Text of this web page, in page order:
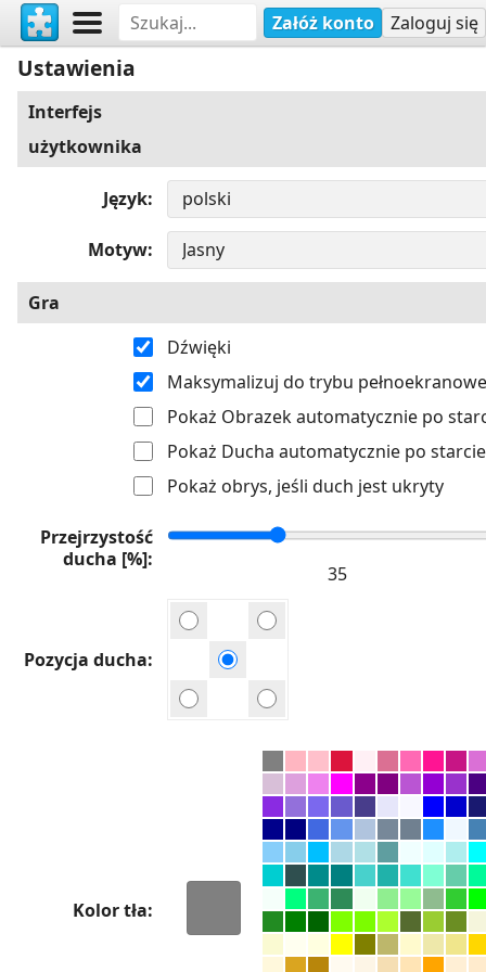
Załóż konto Zaloguj się
Ustawienia
Interfejs
użytkownika
Język
Motyw
Gra
Dźwięki
Maksymalizuj do trybu
Pokaż Obrazek automatycznie po
Pokaż Ducha automatycznie po starcie
Pokaż obrys, jeśli duch jest ukryty
Przejrzystość
ducha [%]
Pozycja ducha
Kolor tła